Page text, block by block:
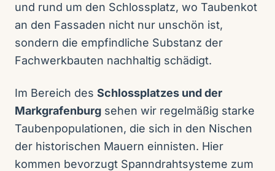
und rund um den Schlossplatz, wo Taubenkot
an den Fassaden nicht nur unschön ist,
sondern die empfindliche Substanz der
Fachwerkbauten nachhaltig schädigt.
Im Bereich des Schlossplatzes und der
Markgrafenburg sehen wir regelmäßig starke
Taubenpopulationen, die sich in den Nischen
der historischen Mauern einnisten. Hier
kommen bevorzugt Spanndrahtsysteme zum